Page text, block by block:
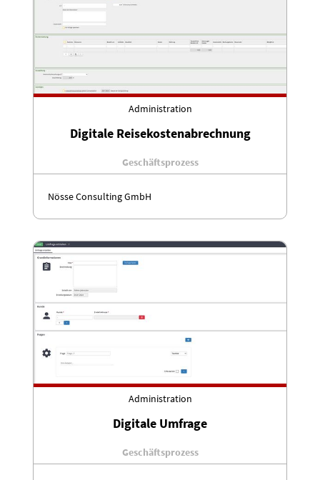
Administration
Digitale Reisekostenabrechnung
Geschäftsprozess
Nösse Consulting GmbH
Administration
Digitale Umfrage
Geschäftsprozess